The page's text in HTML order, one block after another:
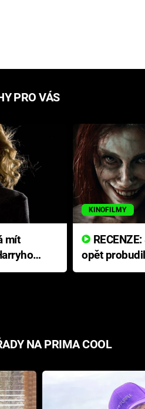
PRO VÁS
mít
KINOFILMY
opět
přichází s
NA PRIMA COOL